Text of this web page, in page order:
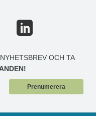
OCH TA
Prenumerera